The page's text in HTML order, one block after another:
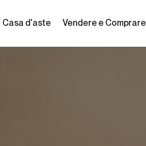
Casa d'aste Vendere e Comprare